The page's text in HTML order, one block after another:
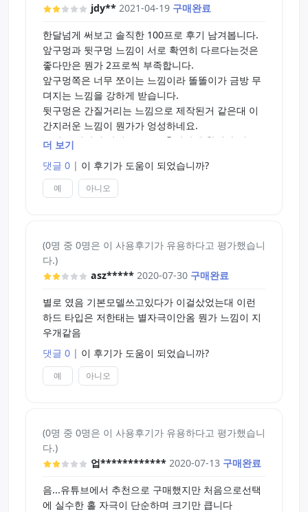
jdy** 2021-04-19 구매완료
한달넘게 써보고 솔직한 100프로 후기 남겨봅니다.
앞구멍과 뒷구멍 느낌이 서로 확연히 다르다는것은
좋다만은 뭔가 2프로씩 부족합니다.
앞구멍쪽은 너무 쪼이는 느낌이라 똘똘이가 금방 무
뎌지는 느낌을 강하게 받습니다.
뒷구멍은 간질거리는 느낌으로 제작된거 같은대 이
간지러운 느낌이 뭔가가 엉성하네요.
그리고 최악의 단점은 2-way홀이라 윤활제가 뒷구
조금쓰다가 손이 잘 안가서 그냥 마녀의유혹만 잡고
있네요...
더 보기
댓글 0 | 이 후기가 도움이 되었습니까?
예 아니오
(0명 중 0명은 이 사용후기가 유용하다고 평가했습니
다.)
asz***** 2020-07-30 구매완료
별로 였음 기본모델쓰고있다가 이걸샀었는대 이런
하드 타입은 저한태는 별자극이안옴 뭔가 느낌이 지
우개같음
댓글 0 | 이 후기가 도움이 되었습니까?
예 아니오
(0명 중 0명은 이 사용후기가 유용하다고 평가했습니
다.)
업************ 2020-07-13 구매완료
음...유튜브에서 추천으로 구매했지만 처음으로선택
에 실수한 홀 자극이 단순하며 크기만 큽니다